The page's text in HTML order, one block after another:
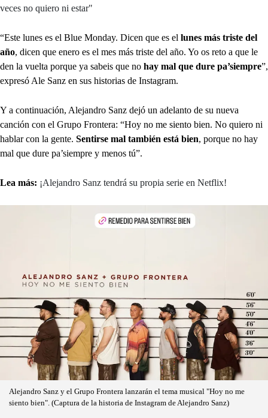
veces no quiero ni estar"
“Este lunes es el Blue Monday. Dicen que es el lunes más triste del
año, dicen que enero es el mes más triste del año. Yo os reto a que le
den la vuelta porque ya sabeis que no hay mal que dure pa’siempre”,
expresó Ale Sanz en sus historias de Instagram.
Y a continuación, Alejandro Sanz dejó un adelanto de su nueva
canción con el Grupo Frontera: “Hoy no me siento bien. No quiero ni
hablar con la gente. Sentirse mal también está bien, porque no hay
mal que dure pa’siempre y menos tú”.
Lea más: ¡Alejandro Sanz tendrá su propia serie en Netflix!
Alejandro Sanz y el Grupo Frontera lanzarán el tema musical "Hoy no me
siento bien". (Captura de la historia de Instagram de Alejandro Sanz)